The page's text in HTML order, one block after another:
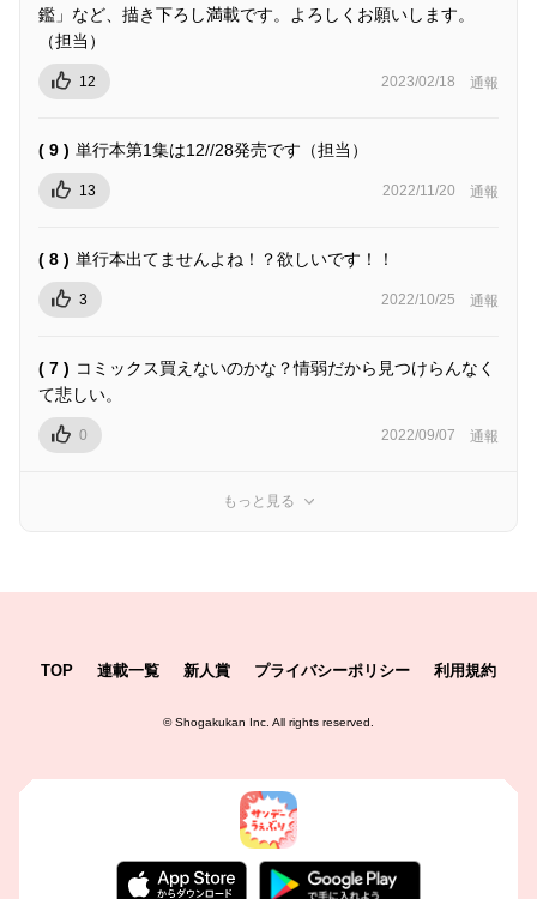
鑑」など、描き下ろし満載です。よろしくお願いします。
（担当）
12 2023/02/18 通報
( 9 ) 単行本第1集は12//28発売です（担当）
13 2022/11/20 通報
( 8 ) 単行本出てませんよね！？欲しいです！！
3 2022/10/25 通報
( 7 ) コミックス買えないのかな？情弱だから見つけらんなく
て悲しい。
0 2022/09/07 通報
もっと見る
TOP 連載一覧 新人賞 プライバシーポリシー 利用規約
©Shogakukan Inc. All rights reserved.